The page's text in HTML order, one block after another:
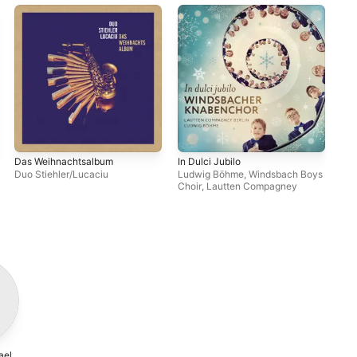
Das Weihnachtsalbum
Duo Stiehler/Lucaciu
In Dulci Jubilo
Ludwig Böhme ,Windsbach Boys
Choir Lautten Compagney